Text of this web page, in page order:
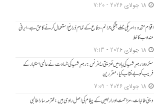
18 جولای 2026 - 7:20
اقوام متحدہ: امریکی حملے جنگی جرائم، دفاع کے تمام ذرائع استعمال کرنے کا حق ہے، ایرانی
مندوب کا خط
18 جولای 2026 - 7:13
سکردو؛ رہبرِ شہید کی یاد میں تعزیتی ریفرنس: رہبرِ شہید کی شہادت نے عالمی استکبار کے
فریب کو بے نقاب کیا، مقررین
18 جولای 2026 - 7:09
دینی طالبات، مزاحمت اور اربعین کے پیغام کی اصل راوی ہیں: محترمہ سارا طالبی